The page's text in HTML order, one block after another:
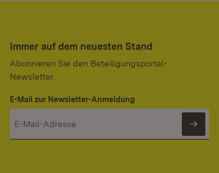
Immer auf dem neuesten Stand
Abonnieren Sie den Beteiligungsportal-
Newsletter.
E-Mail zur Newsletter-Anmeldung